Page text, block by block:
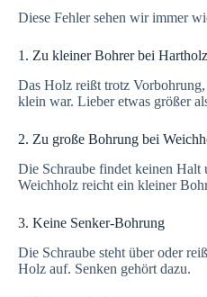
Diese Fehler sehen wir immer
1. Zu kleiner Bohrer bei Hartholz
Das Holz reißt trotz
klein war. Lieber etwas größer
2. Zu große Bohrung bei
Die Schraube findet keinen Halt
Weichholz reicht ein kleiner
3. Keine Senker-Bohrung
Die Schraube steht über oder
Holz auf. Senken gehört dazu.